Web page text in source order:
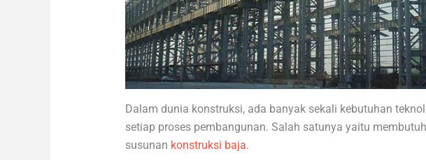
Dalam dunia konstruksi, ada banyak sekali kebutuhan
setiap proses pembangunan. Salah satunya yaitu
susunan konstruksi baja.